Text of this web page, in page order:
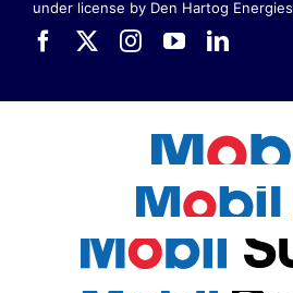
under license by Den Hartog Energies